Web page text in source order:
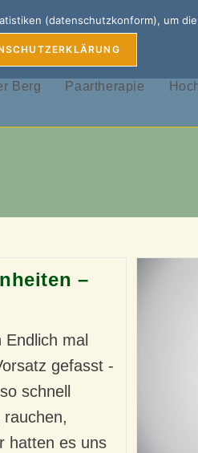
Berg Paartherapie
–
mal
gefasst -
schnell
hatten es uns
(datenschutzkonform), um